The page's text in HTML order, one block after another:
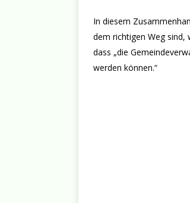
In diesem
dem richtigen Weg sind,
dass „die
werden können.“